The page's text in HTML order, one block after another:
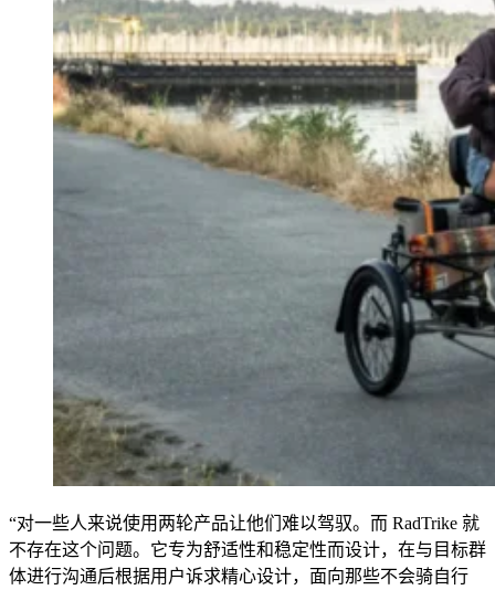
“对一些人来说使用两轮产品让他们难以驾驭。而 RadTrike 就
不存在这个问题。它专为舒适性和稳定性而设计，在与目标群
体进行沟通后根据用户诉求精心设计，面向那些不会骑自行